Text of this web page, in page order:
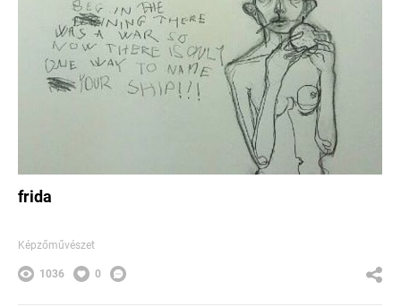
frida
Képzőművészet
1036 0